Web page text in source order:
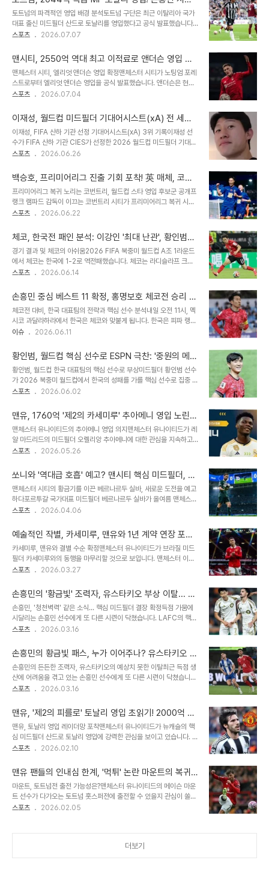
고 말했습니다. 감독의 신뢰와 과거 사례를 통한 수술 연기의 가능성크
리스 데이비스 감독은 백승호 선수가 과거에도 부상 후 빠르게 복귀했
던 경험이 있음을 강조하며 선수에 대한 깊은 신뢰를 표했습니다. 감독
은 후루하시 쿄고 선수의 사례를 들며, 수술 없이도 경기를 소화하는
는 시기가 수술에 가장 이상적인 때가..
과 다른 폭풍 영입 행보
토트넘의 파격적인 영입 배경 분석토트넘 구단은 최근 이탈리아 국가
대표 출신 미드필더 산드로 토날리를 영입했다고 공식 발표했습니다.
이는 두 시즌 연속 리그 17위에 머물렀던 수모를 만회하려는 구단의
히 다른 파격적인 행보로 평가받고 있습니다. 핵심 선수 영입 및 감독
과의 시너지토트넘은 최대 2044억 원에 달하는 역대 최고 이적료로
토날리를 영입하는 데 합의했습니다. 토날리는 중앙 및 수비형 미드필
더를 소화하며 공수 양면에 걸쳐 활약할 수 있는 박투박형 선수로 평가
받습니다. 또한, 같은 이탈리아 출신인 로베르토 데 제르비 감독과의
넘은 올여름 들어 로버트슨, 세네시, 판 ..
스포츠 2026.07.07
맨시티, 2550억 역대 최고 이적료로 앤더슨 영입 완
료 공식 발표
맨체스터 시티, 엘리엇 앤더슨 영입 확정맨체스터 시티가 노팅엄 포레
스트로부터 엘리엇 앤더슨 영입을 공식 발표했습니다. 앤더슨은 현재
잉글랜드 대표팀 소속으로 월드컵에 참가 중이며, 메디컬 테스트를 마
의 성장 과정 및 활약상 분석뉴캐슬 유스 출신인 앤더슨은 어린 시절부
터 뛰어난 재능을 보였으며, 임대 생활을 통해 실전 경험을 쌓았습니
다. 노팅엄 포레스트 이적 후에는 공격형 미드필더와 중앙 미드필더를
오가며 팀의 핵심 선수로 성장했습니다. 지난 시즌 리그 38경기에 모
두 출전하여 4골 4도움을 기록하며 프리미어리그 정상급 미드필더로
적은 옵션 충족 시 프리미어리그..
스포츠 2026.07.04
이재성, 월드컵 미드필더 기대어시스트(xA) 전 세계
3위 달성!
이재성, FIFA 산하 기관 선정 기대어시스트(xA) 3위 기록이재성 선
수가 FIFA 산하 기관 CIES가 선정한 2026 월드컵 미드필더 기대어
시스트(xA) 순위에서 전체 3위를 차지했습니다. 이는 동료에게 양질
따르면 xA는 특정 선수의 패스가 어시스트로 인정될 확률을 수치화한
것입니다. 이재성의 뛰어난 패스 능력과 경쟁자 분석CIES가 발표한
90분당 xA 순위에서 이재성 선수는 0.36을 기록하며 세계적인 선
수들과 어깨를 나란히 했습니다. 1위는 캐나다의 네이선 살리바, 2위
는 프랑스의 마이클 올리세가 차지했습니다. 이재성 선수는 이번 월드
의 월드컵 활약상..
스포츠 2026.06.26
백승호, 프리미어리그 진출 기회 포착! 英 매체, 코번
트리 영입 후보로 주목
프리미어리그 복귀 노리는 코번트리, 월드컵 스타 영입 후보군 공개프
랭크 램파드 감독이 이끄는 코번트리 시티가 프리미어리그 복귀 시즌
을 대비하여 월드컵 스타 영입을 고려하고 있습니다. 영국 매체 '미
에 머물고 있다고 보도했습니다. 이 과정에서 코번트리가 주목할 만한
잠재적 영입 후보 명단이 공개되었습니다. 백승호, 코번트리 영입 후보
1순위로 급부상공개된 명단에는 대한민국 국가대표 미드필더 백승호
의 이름이 포함되어 있습니다. 매체는 백승호가 버밍엄 시티 FC에서
핵심적인 활약을 펼쳤으며, 월드컵에서도 대표팀의 중추적인 역할을
에서, 이번 여름 이적 시장은 백승호가 프리미..
스포츠 2026.06.22
체코, 한국전 패인 분석: 이강인 '최대 난관', 황인범
'예상 밖 영웅'으로 떠오르다
경기 결과 및 체코의 아쉬움2026 FIFA 북중미 월드컵 A조 1라운드
에서 체코는 한국에 1-2로 역전패했습니다. 체코는 라디슬라프 크레
이치의 선제골로 앞서갔으나, 한국 미드필더진의 공세에 연속골을 허
것에 대한 아쉬움을 표했습니다. 체코 매체의 이강인 집중 분석체코 매
체 '라이브스포츠'는 한국전 패인을 미드필더진에서 찾았으며, 특히 이
강인에게 주목했습니다. 이강인은 어시스트와 결정적인 기회 창출, 높
은 경합 성공률, 성공적인 드리블 등을 기록하며 최고 평점을 받았습니
다. 체코 선수들은 이강인을 막기 위해 네 차례나 파울을 범했으며, 이
의 활약매체는 한국의 예상치..
스포츠 2026.06.14
손흥민 중심 베스트 11 확정, 홍명보호 체코전 승리 준
비 완료
체코전 대비, 한국 대표팀의 전략과 핵심 선수 분석내일 오전 11시, 멕
시코 과달라하라에서 한국은 체코와 맞붙게 됩니다. 한국은 피파 랭킹
25위, 체코는 41위이며, 슈퍼 컴퓨터는 한국의 승리 확률을 43%로
음을 밝혔습니다. 손흥민을 필두로 한 공격진 및 미드필더 조합평균 신
장 186cm의 체코를 공략하기 위해 속도감 있는 플레이가 중요하며,
손흥민이 최전방에서 역습을 이끌고 공간을 창출할 것입니다. 이재성
의 활동량과 이강인의 패스가 측면에서 지원하며, 오현규 투입 시 손흥
민은 왼쪽으로 이동할 수 있습니다. 미드필더에서는 황인범이 공수 연
수비 라인 구성 및 ..
이슈 2026.06.11
황인범, 월드컵 핵심 선수로 ESPN 극찬: '중원의 메트
로놈' 플레이 분석
황인범, 월드컵 한국 대표팀의 핵심 선수로 부상미드필더 황인범 선수
가 2026 북중미 월드컵에서 한국의 성패를 가를 핵심 선수로 집중 조
명되었습니다. 글로벌 스포츠 전문 매체 ESPN은 황인범 선수를 한국
높였다고 보도했습니다. 발목 부상을 딛고 최종 명단에 합류한 그의 활
약이 주목됩니다. 부상 악재 속 황인범의 극적인 합류와 중요성주전 미
드필더들의 연이은 부상으로 대표팀 중원에 비상이 걸렸던 상황에서
황인범 선수와 백승호 선수의 극적인 명단 합류는 홍명보 감독에게 큰
안도를 안겨주었습니다. ESPN은 황인범 선수가 손흥민, 김민재, 이강
없다고 평가했습니다. 유럽..
스포츠 2026.06.02
맨유, 1760억 '제2의 카세미루' 추아메니 영입 노린
다!
맨체스터 유나이티드의 추아메니 영입 의지맨체스터 유나이티드가 레
알 마드리드의 미드필더 오렐리앙 추아메니에 대한 관심을 지속하고
있습니다. 유럽축구 이적시장 전문가 파브리시오 로마노는 맨유가 추
어난 피지컬과 기술을 갖춘 프랑스 국적의 미드필더로, 1억 유로(약
1,760억원)의 이적료로 레알 마드리드에 합류했습니다. 추아메니의
최근 논란과 이적설최근 추아메니는 동료 선수와의 훈련장 및 라커룸
충돌로 인해 구단으로부터 징계를 받았습니다. 이 사건으로 인해 이적
설이 불거졌으며, 맨체스터 유나이티드가 그의 영입을 적극적으로 추
해 분주히 움직이고 있으며, 추아메니를 주요 영입..
스포츠 2026.05.26
쏘니와 '역대급 호흡' 예고? 맨시티 핵심 미드필더, 올
여름 FA로 LA FC행 유력
맨체스터 시티의 황금기를 이끈 베르나르두 실바, 새로운 도전을 예고
하다포르투갈 국가대표 미드필더 베르나르두 실바가 올여름 맨체스터
시티를 떠날 예정입니다. 공격형 미드필더를 주 포지션으로 중앙과 측
활동량으로 경기장 곳곳에 영향력을 행사해왔습니다. 벤피카 유스에
서 성장해 AS 모나코를 거쳐 2017년 맨시티에 합류한 그는 팀의 황
금기를 이끌며 통산 450경기에 출전해 76골 75도움을 기록했습니
다. 특히 2022-23시즌에는 유럽축구연맹(UEFA) 챔피언스리그
(UCL) 우승과 함께 역사적인 트레블 달성에 핵심적인 역할을 수행했
시티와의 동행을 마무리할 예정입니다. 계..
스포츠 2026.04.06
예술적인 작별, 카세미루, 맨유와 1년 계약 연장 포
기...폼 회복에도 냉정한 결단
카세미루, 맨유와 결별 수순 확정맨체스터 유나이티드가 브라질 미드
필더 카세미루와의 동행을 마무리할 것으로 보입니다. 맨체스터 이브
닝 뉴스는 구단이 카세미루의 계약 연장 조항을 발동하지 않기로 결정
기 출전 시 자동으로 1년 연장되는 조항을 포기하는 대신, 시즌 종료
후 자유롭게 팀을 떠날 수 있게 되는 합의에 따른 것입니다. 이 결정은
선수와 구단 모두에게 상호 부담을 덜어주는 현실적인 선택으로 풀이
됩니다. 선수와 구단의 상호 부담 경감이번 합의는 카세미루에게는 남
은 시즌 동안 출전 기회를 보장받으면서도 장기 계약에 묶이지 않을 자
공합니다. 카세미루는 이미 지난 1월 시..
스포츠 2026.03.27
손흥민의 '황금빛' 조력자, 유스타키오 부상 이탈... L
AFC 중원 비상!
손흥민, '청천벽력' 같은 소식... 핵심 미드필더 결장 확정득점 가뭄에
시달리는 손흥민 선수에게 또 다른 시련이 닥쳤습니다. LAFC의 핵심
미드필더 스테픈 유스타키오 선수가 심판과의 충돌로 인한 부상으로
미칠 것으로 예상됩니다. 메이저리그사커(MLS) 사무국은 공식 홈페
이지를 통해 선수 상태 보고서를 공개하며 유스타키오의 결장을 알렸
습니다. 그의 이탈은 손흥민 선수의 득점포 재가동에 더욱 큰 어려움을
안겨줄 수 있습니다. 예상치 못한 충돌, 부상의 시작사건은 지난 8일
열린 FC 댈러스와의 경기에서 발생했습니다. 경기 중이던 유스타키오
니다. 이 충돌로 인해 통증..
스포츠 2026.03.16
손흥민의 황금빛 패스, 누가 이어주나? 유스타키오 부
상 결장 소식에 팬들 '안타까움'
손흥민의 든든한 조력자, 유스타키오의 예상치 못한 이탈최근 득점 생
산에 어려움을 겪고 있는 손흥민 선수에게 또 다른 시련이 닥쳤습니다.
팀의 중원에서 양질의 패스를 공급하던 핵심 미드필더 스테픈 유스타
었습니다. 이는 손흥민 선수의 공격 전개에 큰 영향을 미칠 것으로 예
상됩니다. 메이저리그사커(MLS) 사무국은 선수 상태 보고서를 통해
유스타키오의 결장을 알렸으며, 그의 이탈 사유는 다리 부상으로만 설
명되었습니다. 심판과의 충돌, 예상치 못한 부상의 시작문제가 발생한
경기는 지난 8일 열린 FC 댈러스와의 2026 MLS 3라운드였습니
며 충돌했고, 이후 통증을 호소했습..
스포츠 2026.03.16
맨유, '제2의 피를로' 토날리 영입 초읽기! 2000억 투
입, 중원 대격변 예고
맨유, 토날리 영입 레이더망 포착맨체스터 유나이티드가 뉴캐슬의 핵
심 미드필더 산드로 토날리 영입에 강력한 관심을 보이고 있습니다. 유
럽 축구 이적시장 전문가 파브리지오 로마노는 맨유가 토날리를 높이
다. 토날리는 뛰어난 후방 빌드업 능력과 수비 기여도를 바탕으로 '제2
의 피를로'라 불리며 이탈리아를 대표하는 미드필더로 성장했습니다.
토날리의 화려한 커리어와 시련브레시아 유스 출신인 토날리는 팀의
세리에A 승격을 이끌었고, AC 밀란 이적 후에는 리그 우승을 경험하
며 정상급 선수로 발돋움했습니다. 2023년 여름, 약 1100억 원의 이
스포츠 2026.02.10
맨유 팬들의 인내심 한계, '먹튀' 논란 마운트의 복귀
가능성은?
마운트, 토트넘전 출전 가능성은?맨체스터 유나이티드의 메이슨 마운
트 선수가 다가오는 토트넘 홋스퍼전에 출전할 수 있을지 관심이 쏠리
고 있습니다. 맨유는 현재 리그 4위, 토트넘은 14위에 위치해 있으며,
니라고 밝혔습니다. 그는 곧 복귀할 것으로 예상됩니다. 잦은 부상, 팬
스포츠 2026.02.05
더보기